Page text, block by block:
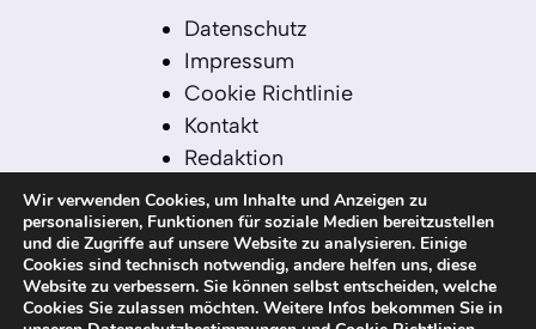
Datenschutz
Impressum
Cookie Richtlinie
Kontakt
Redaktion
Redaktionelle Leitlinien
Sitemap
Einsatz von KI in der
Redaktion
Wir verwenden Cookies, um Inhalte und Anzeigen zu
personalisieren, Funktionen für soziale Medien bereitzustellen
und die Zugriffe auf unsere Website zu analysieren. Einige
Cookies sind technisch notwendig, andere helfen uns, diese
Website zu verbessern. Sie können selbst entscheiden, welche
Cookies Sie zulassen möchten. Weitere Infos bekommen Sie in